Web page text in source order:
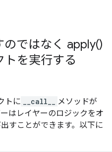
ではなく apply()
トを実行する
トに __call__
メソッドが
はレイヤーのロジックをオ
すことができます。以下に